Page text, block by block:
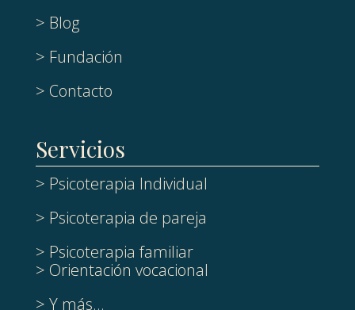
> Blog
> Fundación
> Contacto
Servicios
> Psicoterapia Individual
> Psicoterapia de pareja
> Psicoterapia familiar
> Orientación vocacional
> Y más...